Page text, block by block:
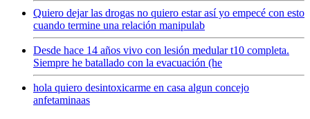
Quiero dejar las drogas no quiero estar así yo empecé con esto
cuando termine una relación manipulab
Desde hace 14 años vivo con lesión medular t10 completa.
Siempre he batallado con la evacuación (he
hola quiero desintoxicarme en casa algun concejo
anfetaminaas